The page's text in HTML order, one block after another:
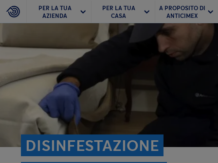
PER LA TUA
AZIENDA
PER LA TUA
CASA
A PROPOSITO DI
ANTICIMEX
DISINFESTAZIONE